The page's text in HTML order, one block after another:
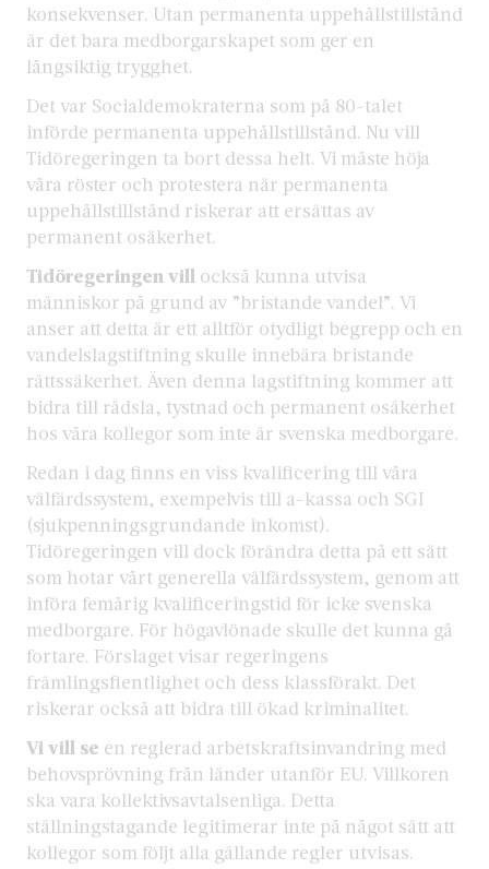
konsekvenser. Utan permanenta uppehållstillstånd
är det bara medborgarskapet som ger en
långsiktig trygghet.
Det var Socialdemokraterna som på 80-talet
införde permanenta uppehållstillstånd. Nu vill
Tidöregeringen ta bort dessa helt. Vi måste höja
våra röster och protestera när permanenta
uppehållstillstånd riskerar att ersättas av
permanent osäkerhet.
Tidöregeringen vill också kunna utvisa
människor på grund av ”bristande vandel”. Vi
anser att detta är ett alltför otydligt begrepp och en
vandelslagstiftning skulle innebära bristande
rättssäkerhet. Även denna lagstiftning kommer att
bidra till rädsla, tystnad och permanent osäkerhet
hos våra kollegor som inte är svenska medborgare.
Redan i dag finns en viss kvalificering till våra
välfärdssystem, exempelvis till a-kassa och SGI
(sjukpenningsgrundande inkomst).
Tidöregeringen vill dock förändra detta på ett sätt
som hotar vårt generella välfärdssystem, genom att
införa femårig kvalificeringstid för icke svenska
medborgare. För högavlönade skulle det kunna gå
fortare. Förslaget visar regeringens
främlingsfientlighet och dess klassförakt. Det
riskerar också att bidra till ökad kriminalitet.
Vi vill se en reglerad arbetskraftsinvandring med
behovsprövning från länder utanför EU. Villkoren
ska vara kollektivsavtalsenliga. Detta
ställningstagande legitimerar inte på något sätt att
kollegor som följt alla gällande regler utvisas.